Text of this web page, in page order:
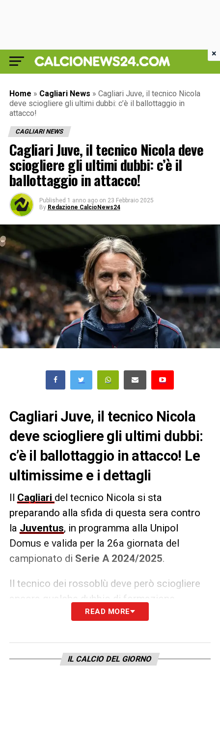
Home » Cagliari News » Cagliari Juve, il tecnico Nicola
deve sciogliere gli ultimi dubbi: c’è il ballottaggio in
attacco!
CAGLIARI NEWS
Cagliari Juve, il tecnico Nicola deve
sciogliere gli ultimi dubbi: c’è il
ballottaggio in attacco!
Published 1 anno ago on 23 Febbraio 2025
By Redazione CalcioNews24
Cagliari Juve, il tecnico Nicola
deve sciogliere gli ultimi dubbi:
c’è il ballottaggio in attacco! Le
ultimissime e i dettagli
Il Cagliari del tecnico Nicola si sta
preparando alla sfida di questa sera contro
la Juventus, in programma alla Unipol
Domus e valida per la 26a giornata del
campionato di Serie A 2024/2025.
Il tecnico dei rossoblù deve però sciogliere
ancora qualche dubbio di formazione.
Secondo quanto riportato da
vantaggio sul FlorinelComan, ma il rumeno
scalpita per una possibilità dal primo minuto
READ MORE
IL CALCIO DEL GIORNO
×